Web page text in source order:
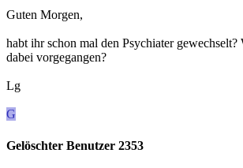
Guten Morgen,
habt ihr schon mal den Psychiater
dabei vorgegangen?
Lg
G
Gelöschter Benutzer 2353